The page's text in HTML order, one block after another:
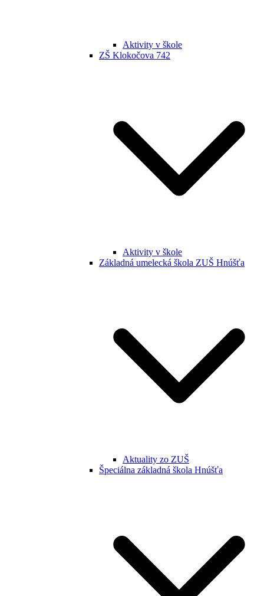
Aktivity v škole
ZŠ Klokočova 742
Aktivity v škole
Základná umelecká škola ZUŠ Hnúšťa
Aktuality zo ZUŠ
Špeciálna základná škola Hnúšťa